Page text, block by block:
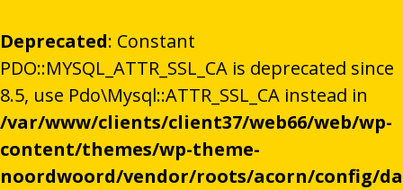
Deprecated: Constant
PDO::MYSQL_ATTR_SSL_CA is deprecated since
8.5, use Pdo\Mysql::ATTR_SSL_CA instead in
/var/www/clients/client37/web66/web/wp-
content/themes/wp-theme-
noordwoord/vendor/roots/acorn/config/